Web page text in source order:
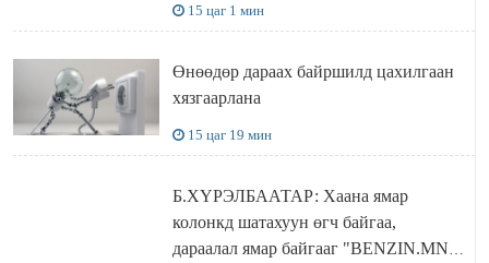
15 цаг 1 мин
Өнөөдөр дараах байршилд цахилгаан
хязгаарлана
15 цаг 19 мин
Б.ХҮРЭЛБААТАР: Хаана ямар
колонкд шатахуун өгч байгаа,
дараалал ямар байгааг "BENZIN.MN”